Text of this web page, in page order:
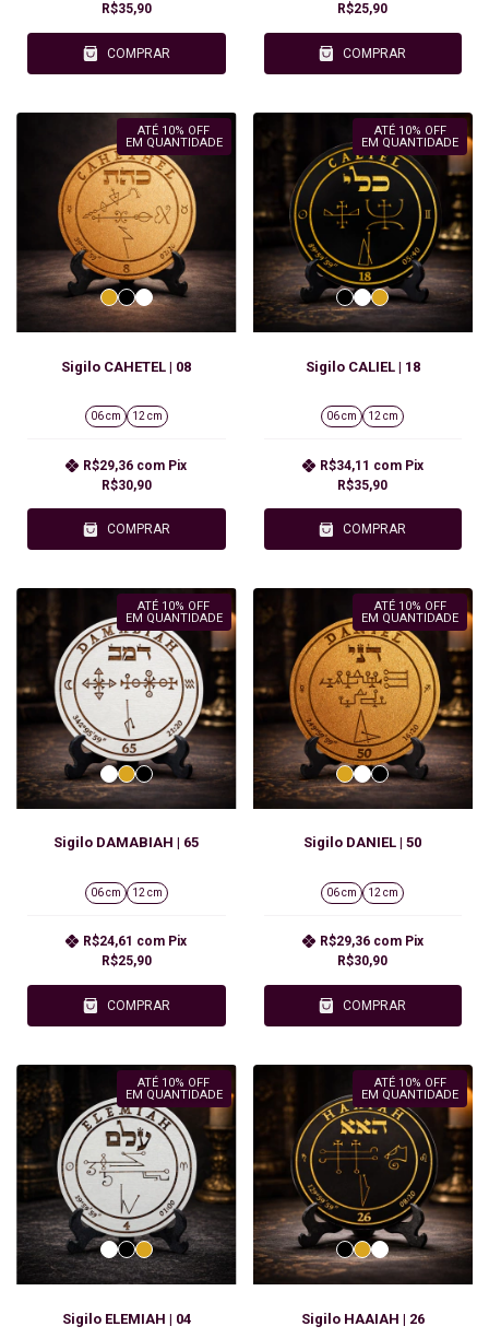
R$35,90
COMPRAR
R$25,90
COMPRAR
ATÉ 10% OFF
EM QUANTIDADE
Sigilo CAHETEL | 08
06 cm 12 cm
R$30,90
R$29,36 com Pix
COMPRAR
ATÉ 10% OFF
EM QUANTIDADE
Sigilo CALIEL | 18
06 cm 12 cm
R$35,90
R$34,11 com Pix
COMPRAR
ATÉ 10% OFF
EM QUANTIDADE
Sigilo DAMABIAH | 65
06 cm 12 cm
R$25,90
R$24,61 com Pix
COMPRAR
ATÉ 10% OFF
EM QUANTIDADE
Sigilo DANIEL | 50
06 cm 12 cm
R$30,90
R$29,36 com Pix
COMPRAR
ATÉ 10% OFF
EM QUANTIDADE
Sigilo ELEMIAH | 04
ATÉ 10% OFF
EM QUANTIDADE
Sigilo HAAIAH | 26